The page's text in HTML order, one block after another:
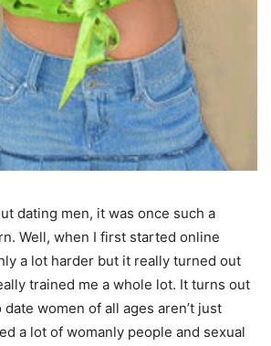
dating men, it was once such a
Well, when I first started online
a lot harder but it really turned out
trained me a whole lot. It turns out
women of all ages aren’t just
a lot of womanly people and sexual